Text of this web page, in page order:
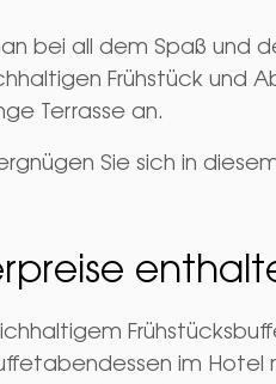
bei all dem Spaß und
Frühstück und
Terrasse an.
Sie sich in
im